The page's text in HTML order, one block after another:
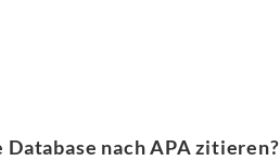
nach APA zitieren?